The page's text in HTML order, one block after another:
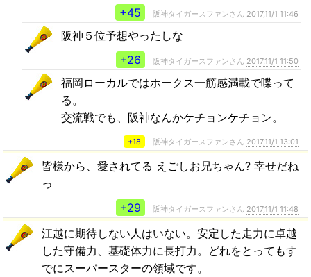
+45
阪神タイガースファンさん 2017,11/1 11:46
阪神５位予想やったしな
+26
阪神タイガースファンさん 2017,11/1 11:50
福岡ローカルではホークス一筋感満載で喋って
る。
交流戦でも、阪神なんかケチョンケチョン。
+18 阪神タイガースファンさん 2017,11/1 13:01
皆様から、愛されてる えごしお兄ちゃん? 幸せだね
っ
+29
阪神タイガースファンさん 2017,11/1 11:48
江越に期待しない人はいない。安定した走力に卓越
した守備力、基礎体力に長打力。どれをとってもす
でにスーパースターの領域です。